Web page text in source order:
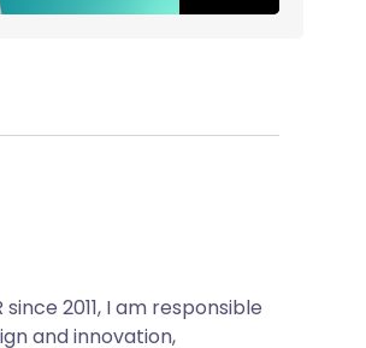
2011, I am responsible
and innovation,